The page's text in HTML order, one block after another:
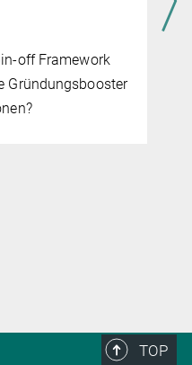
off Framework
Gründungsbooster
TOP